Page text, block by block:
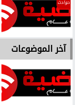
حوادث
آخر الموضوعات